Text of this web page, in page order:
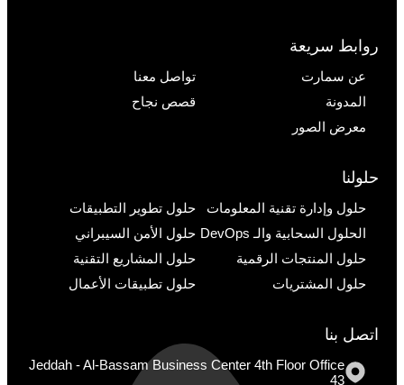
روابط سريعة
عن سمارت
تواصل معنا
المدونة
قصص نجاح
معرض الصور
حلولنا
حلول وإدارة تقنية المعلومات
حلول تطوير التطبيقات
الحلول السحابية والـ DevOps
حلول الأمن السيبراني
حلول المنتجات الرقمية
حلول المشاريع التقنية
حلول المشتريات
حلول تطبيقات الأعمال
اتصل بنا
Jeddah - Al-Bassam Business Center 4th Floor Office
43